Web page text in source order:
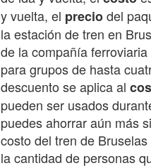
y vuelta, el preciodel
la estación de tren en
de la compañía
para grupos de hasta
descuento se aplica al
pueden ser usados
puedes ahorrar aún más
costo del tren de
la cantidad de personas